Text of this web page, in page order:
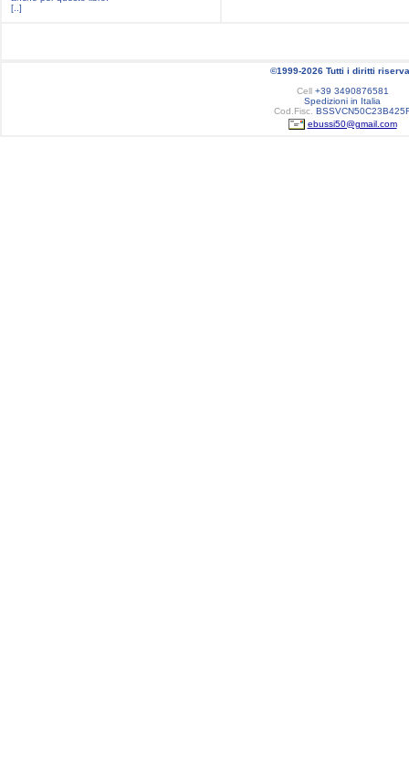
[..]
©1999-2026 Tutti i diritti
Cell+39 3490876581
Spedizioni in Italia
Cod.Fisc.
ebussi50@gmail.com